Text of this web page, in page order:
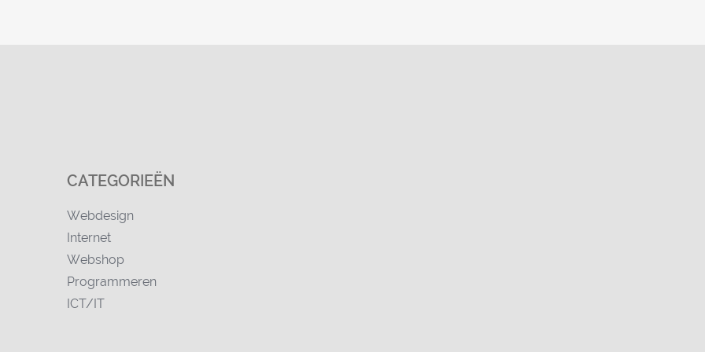
CATEGORIEËN
Webdesign
Internet
Webshop
Programmeren
ICT/IT